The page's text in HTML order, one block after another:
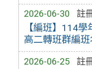
2026-06-30 註
【編班】114
高二轉班群編
2026-06-25 註